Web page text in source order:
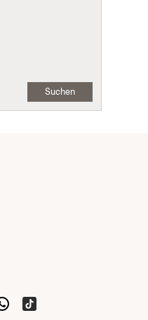
Suchen